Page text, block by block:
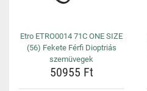
Etro ETRO0014 71C ONE SIZE
(56) Fekete Férfi Dioptriás
szemüvegek
50955 Ft